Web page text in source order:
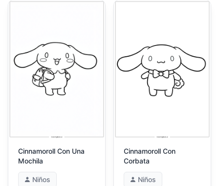
Cinnamoroll Con Una
Mochila
Niños
Cinnamoroll Con
Corbata
Niños